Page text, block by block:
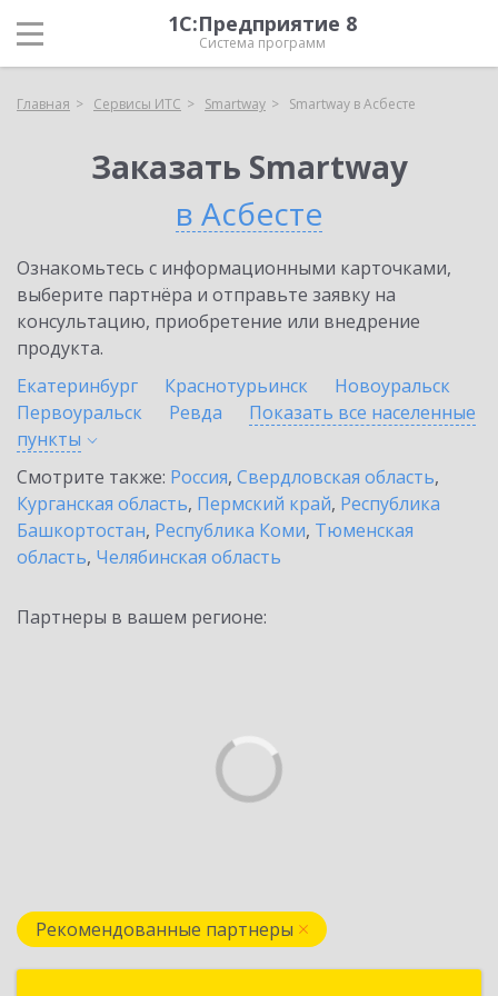
1С:Предприятие 8
Система программ
Главная Сервисы ИТС Smartway Smartway в Асбесте
Заказать Smartway
в Асбесте
Ознакомьтесь с информационными карточками,
выберите партнёра и отправьте заявку на
консультацию, приобретение или внедрение
продукта.
Екатеринбург
Краснотурьинск
Новоуральск
Первоуральск
Ревда
Показать все населенные
пункты
Смотрите также: Россия, Свердловская область,
Курганская область, Пермский край, Республика
Башкортостан, Республика Коми, Тюменская
область, Челябинская область
Партнеры в вашем регионе:
Рекомендованные партнеры